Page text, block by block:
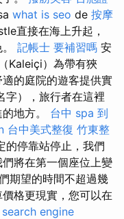
what is seo de 按摩
直接在海上升起，
記帳士 要補習嗎 安
Kaleiçi）為帶有狹
的庭院的遊客提供實​​
字），旅行者在這裡
地方。 台中 spa 到
台中美式整復 竹東整
的停靠站停止，我們
將在第一個座位上變
期望的時間不超過幾
格更現實，您可以在
search engine